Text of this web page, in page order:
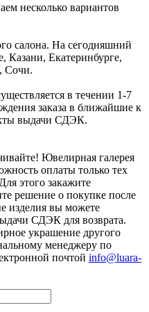
несколько вариантов
салона. На сегодняшний
Казани, Екатеринбурге,
Сочи.
в течении 1-7
заказа в ближайшие к
выдачи СДЭК.
Ювелирная галерея
оплаты только тех
этого закажите
решение о покупке после
изделия вы можете
СДЭК для возврата.
украшение другого
менеджеру по
почтой info@luara-